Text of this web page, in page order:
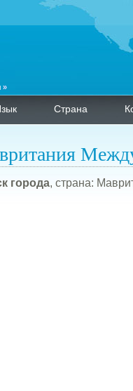
»
Страна
города, страна: